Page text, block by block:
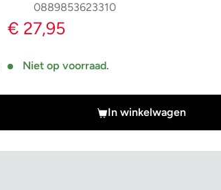
0889853623310
Verkoopprijs
€ 27,95
Niet op voorraad.
In winkelwagen